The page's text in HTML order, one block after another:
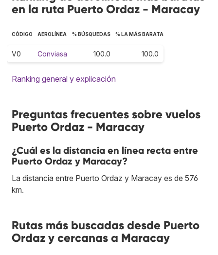
en la ruta Puerto Ordaz - Maracay
CÓDIGO AEROLÍNEA % BÚSQUEDAS % LA MÁS BARATA
V0 Conviasa 100.0 100.0
Ranking general y explicación
Preguntas frecuentes sobre vuelos
Puerto Ordaz - Maracay
¿Cuál es la distancia en línea recta entre
Puerto Ordaz y Maracay?
La distancia entre Puerto Ordaz y Maracay es de 576
km.
Rutas más buscadas desde Puerto
Ordaz y cercanas a Maracay